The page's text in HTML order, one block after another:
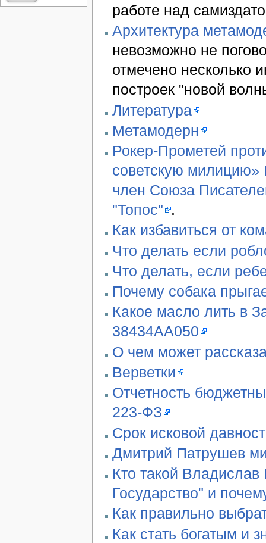
работе над
Архитектура
невозможно не
отмечено несколько
построек "новой
Литература
Метамодерн
Рокер-Прометей
советскую
член Союза
"Топос" .
Как избавиться от
Что делать если
Что делать, если
Почему собака
Какое масло лить в
38434AA050
О чем может
Верветки
Отчетность
223-ФЗ
Срок исковой
Дмитрий Патрушев
Кто такой
Государство" и
Как правильно
Как стать богатым и